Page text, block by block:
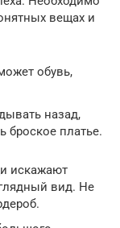
вещах и
обувь,
назад,
броское платье.
искажают
вид. Не